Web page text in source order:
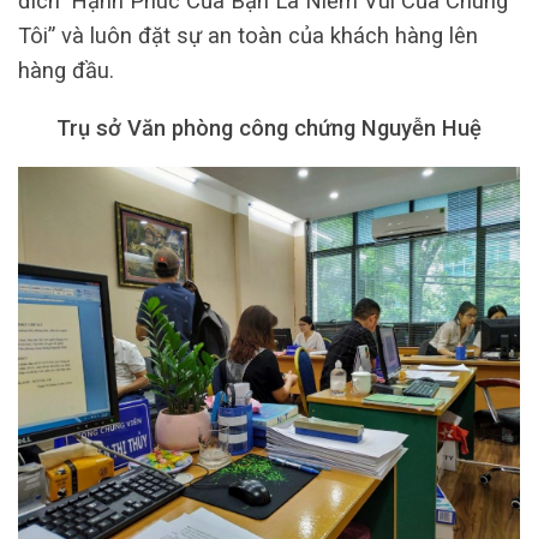
Tôi” và luôn đặt sự an toàn của khách hàng lên
hàng đầu.
Trụ sở Văn phòng công chứng Nguyễn Huệ